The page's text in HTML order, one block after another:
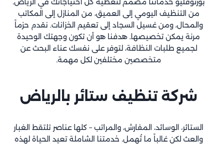
من التنظيف اليومي إلى العميق، من المنازل إلى المكاتب
والمحال، ومن غسيل السجاد إلى تعقيم الخزانات. نقدم حزماً
مرنة يمكن تخصيصها. هدفنا هو أن تكون وجهتك الوحيدة
لجميع طلبات النظافة، لتوفر على نفسك عناء البحث عن
متخصصين مختلفين لكل مهمة.
شركة تنظيف ستائر بالرياض
الستائر، الوسائد، المفارش، والمراتب – كلها عناصر تلتقط الغبار
والعث لكن غالباً ما تُهمل. خدمتنا الشاملة تعيد الحياة لهذه